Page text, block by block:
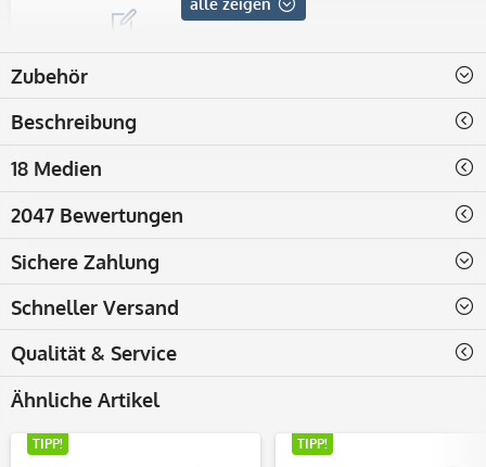
Jetzt ganz einfach selbst
Zubehör
Beschreibung
18 Medien
2047 Bewertungen
Sichere Zahlung
Schneller Versand
Qualität & Service
Ähnliche Artikel
TIPP! TIPP!